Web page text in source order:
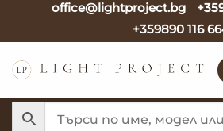
office@lightproject.bg
+359890 116